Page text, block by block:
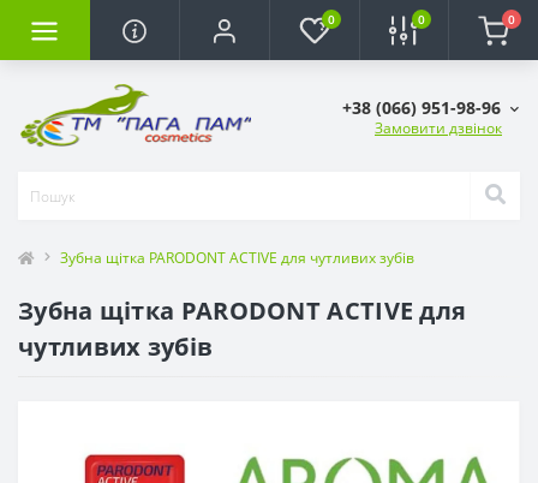
0 0 0
+38 (066) 951-98-96
Замовити дзвінок
Зубна щітка PARODONT ACTIVE для чутливих зубів
Зубна щітка PARODONT ACTIVE для
чутливих зубів